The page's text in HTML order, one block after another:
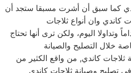
كما سبق أن أشرت مسبقا ستجد أن
كاندي وان أنواع ثلاجات
وتداولا اليوم، ولكن ترى أنها تحتاج
خلال التصليح والصيانة
ثلاجات كاندي, من واقع الكثير من
في تصليح وصيانة ثلاجات كاندي